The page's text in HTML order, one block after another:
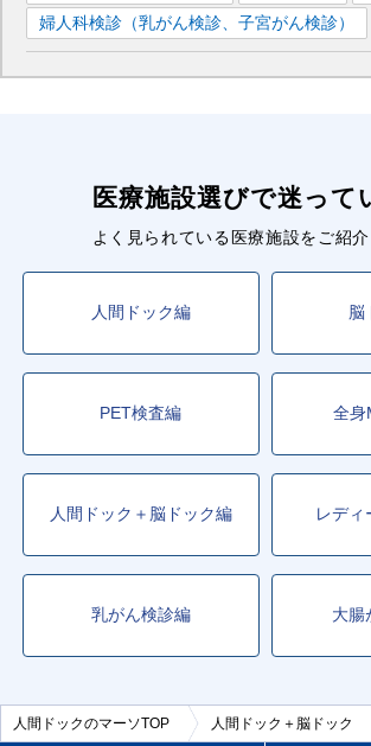
婦人科検診（乳がん検診、子宮がん検診）
医療施設選びで迷って
よく見られている医療施設をご紹介
人間ドック編 脳
PET検査編 全身
人間ドック＋脳ドック編 レディ
乳がん検診編 大腸
人間ドックのマーソTOP 人間ドック＋脳ドック